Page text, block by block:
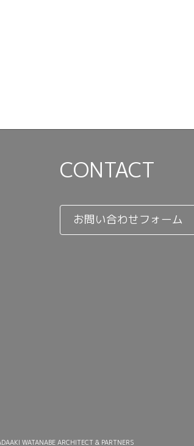
CONTACT
お問い合わせフォーム
WATANABE ARCHITECT & PARTNERS